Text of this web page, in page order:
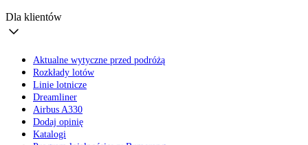
Dla klientów
Aktualne wytyczne przed podróżą
Rozkłady lotów
Linie lotnicze
Dreamliner
Airbus A330
Dodaj opinię
Katalogi